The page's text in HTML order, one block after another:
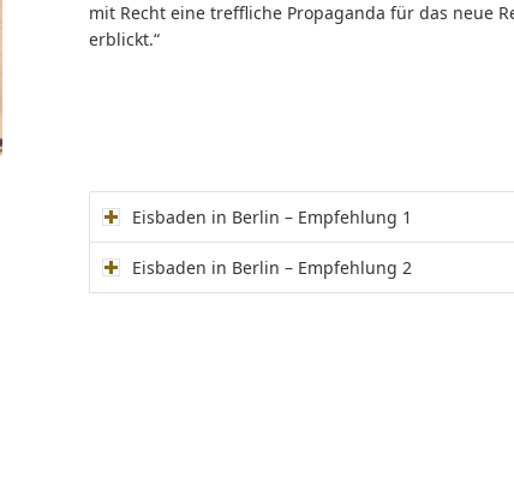
mit Recht eine treffliche Propaganda für das neue
erblickt.“
Eisbaden in Berlin – Empfehlung 1
Eisbaden in Berlin – Empfehlung 2